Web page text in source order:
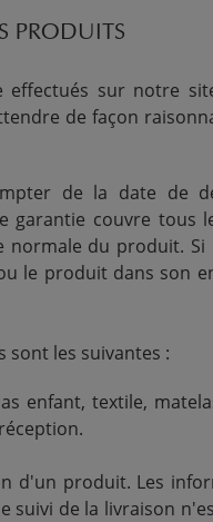
PRODUITS
effectués sur notre
de façon
de la date de
garantie couvre
du produit.
le produit dans son
sont les suivantes :
enfant, textile,
d'un produit. Les
suivi de la livraison